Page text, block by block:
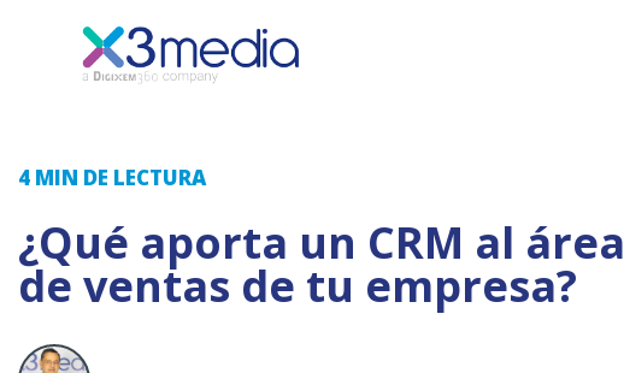
4 MIN DE LECTURA
¿Qué aporta un CRM al área
de ventas de tu empresa?